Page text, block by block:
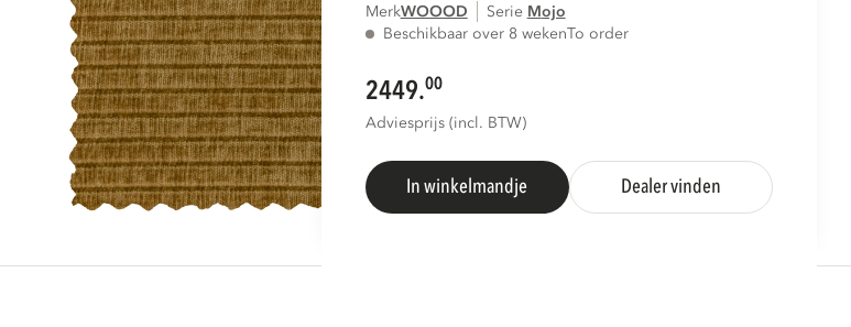
MerkWOOOD Serie
mojo
Beschikbaar over 8 wekenTo order
2449.00
Adviesprijs (incl. BTW)
In winkelmandje Dealer vinden